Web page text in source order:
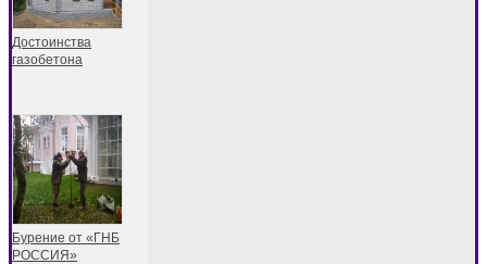
Достоинства
газобетона
Бурение от «ГНБ
РОССИЯ»